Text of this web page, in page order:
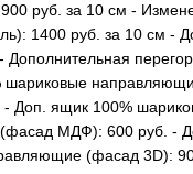
руб. за 10 см -
1400 руб. за 10 см -
Дополнительная
шариковые
Доп. ящик 100%
МДФ): 600 руб. -
(фасад 3D):